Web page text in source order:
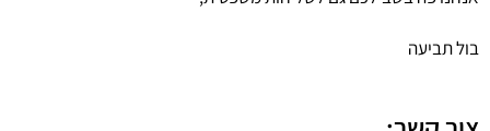
בול תביעה